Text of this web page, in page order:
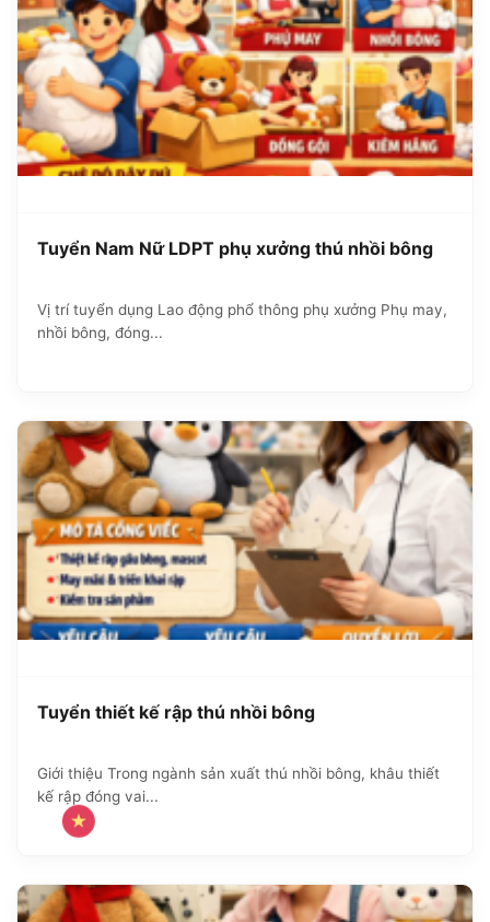
Tuyển Nam Nữ LDPT phụ xưởng thú nhồi bông
Vị trí tuyển dụng Lao động phổ thông phụ xưởng Phụ may,
nhồi bông, đóng...
Tuyển thiết kế rập thú nhồi bông
Giới thiệu Trong ngành sản xuất thú nhồi bông, khâu thiết
kế rập đóng vai...